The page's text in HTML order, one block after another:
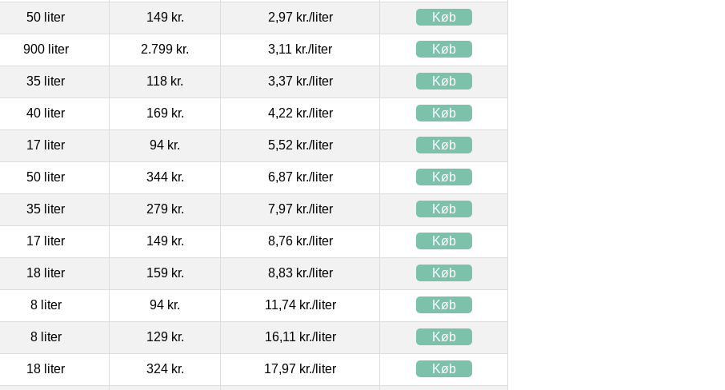
50 liter 149 kr. 2,97 kr./liter Køb
900 liter 2.799 kr. 3,11 kr./liter Køb
35 liter 118 kr. 3,37 kr./liter Køb
40 liter 169 kr. 4,22 kr./liter Køb
17 liter 94 kr. 5,52 kr./liter Køb
50 liter 344 kr. 6,87 kr./liter Køb
35 liter 279 kr. 7,97 kr./liter Køb
17 liter 149 kr. 8,76 kr./liter Køb
18 liter 159 kr. 8,83 kr./liter Køb
8 liter 94 kr. 11,74 kr./liter Køb
8 liter 129 kr. 16,11 kr./liter Køb
18 liter 324 kr. 17,97 kr./liter Køb